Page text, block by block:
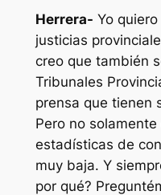
Herrera- Yo
justicias
creo que también
Tribunales
prensa que tienen
Pero no
estadísticas de
muy baja. Y
por qué?